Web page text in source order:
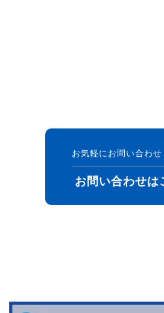
お気軽にお問い合わ
お問い合わせは